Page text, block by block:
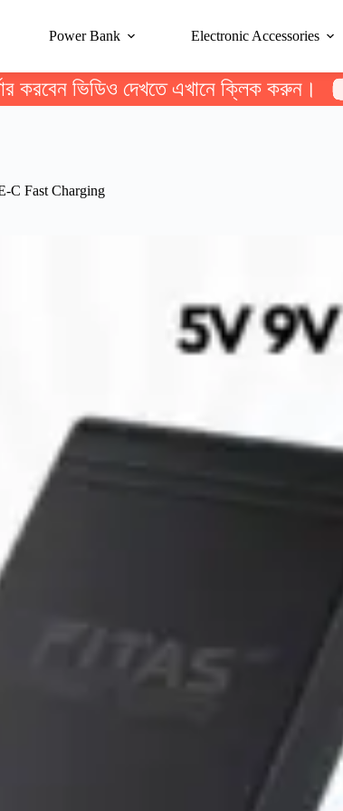
Power Bank Electronic Accessories
করবেন ভিডিও দেখতে এখানে ক্লিক করুন।
C Fast Charging